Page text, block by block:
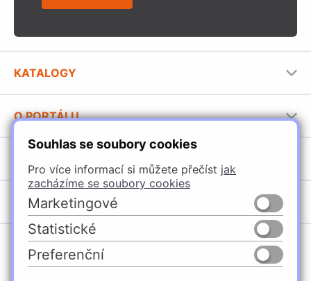
Souhlas se soubory cookies
Pro více informací si můžete přečíst jak
zacházíme se soubory cookies
Marketingové
Statistické
Preferenční
KATALOGY
Stavební katalog Häfele
Brožury Häfele
O PORTÁLU
Provozovatel portálu
Jak používat portál
Úchytky
Nábytkové kování
Vybavení kuchyní
Osvětlení a elektro
POBOČKY
Domašín
Vyškov